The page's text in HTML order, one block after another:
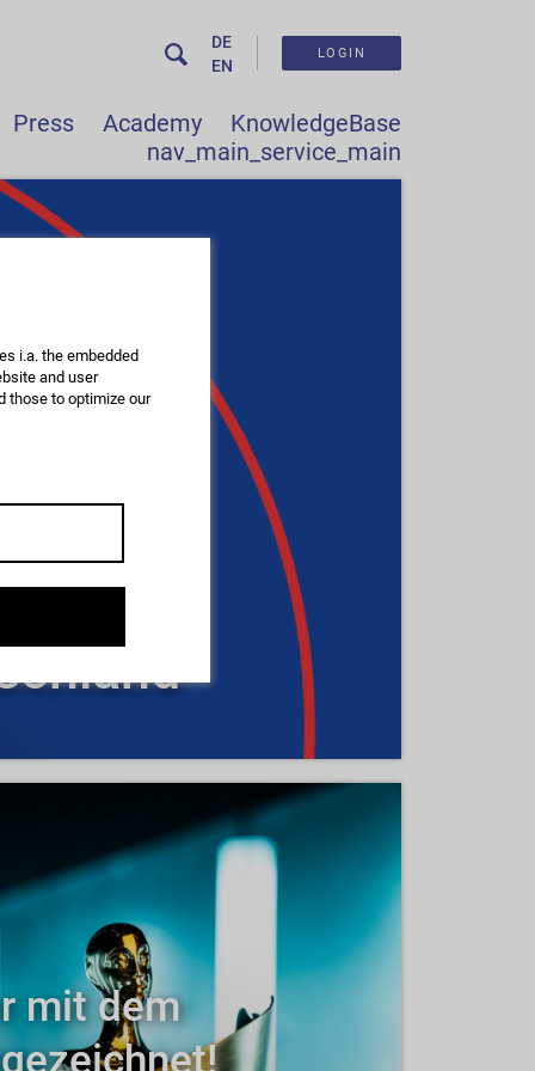
DE
EN
LOGIN
Press Academy
KnowledgeBase
nav_main_service_main
mit dem
i.a. the embedded
and user
those to optimize our